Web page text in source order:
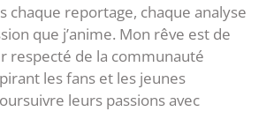
chaque reportage, chaque analyse
que j’anime. Mon rêve est de
respecté de la communauté
les fans et les jeunes
leurs passions avec